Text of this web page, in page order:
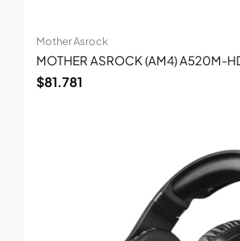
Mother Asrock
MOTHER ASROCK (AM4) A520M-
$81.781